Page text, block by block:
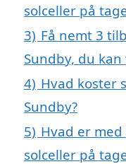
solceller på
3) Få nemt 3
Sundby, du
4) Hvad koster
Sundby?
5) Hvad er
solceller på